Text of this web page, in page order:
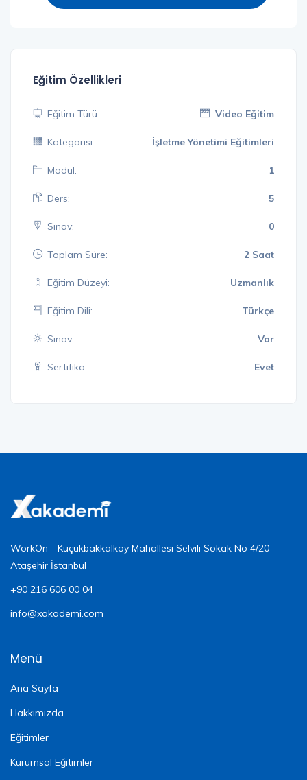
Eğitim Özellikleri
Eğitim Türü: Video Eğitim
Kategorisi: İşletme Yönetimi Eğitimleri
Modül: 1
Ders: 5
Sınav: 0
Toplam Süre: 2 Saat
Eğitim Düzeyi: Uzmanlık
Eğitim Dili: Türkçe
Sınav: Var
Sertifika: Evet
WorkOn - Küçükbakkalköy Mahallesi Selvili Sokak No 4/20
Ataşehir İstanbul
+90 216 606 00 04
info@xakademi.com
Menü
Ana Sayfa
Hakkımızda
Eğitimler
Kurumsal Eğitimler